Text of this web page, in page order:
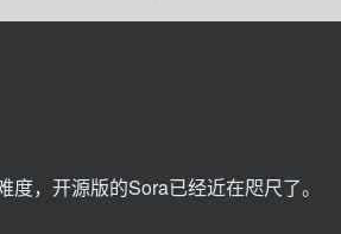
，开源版的Sora已经近在咫尺了。